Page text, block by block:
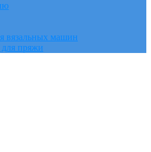
вязальных машин
пряжи